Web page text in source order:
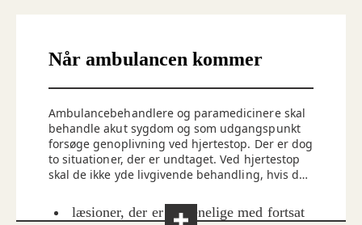
Når ambulancen kommer
Ambulancebehandlere og paramedicinere skal
behandle akut sygdom og som udgangspunkt
forsøge genoplivning ved hjertestop. Der er dog
to situationer, der er undtaget. Ved hjertestop
skal de ikke yde livgivende behandling, hvis der
læsioner, der er uforenelige med fortsat